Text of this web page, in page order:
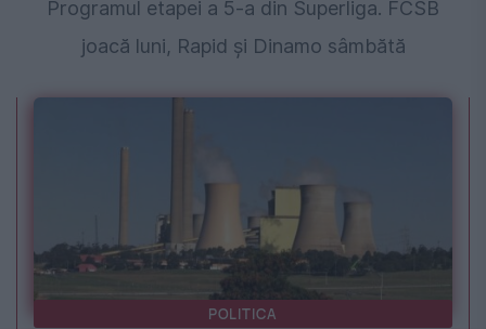
Programul etapei a 5-a din Superliga. FCSB
joacă luni, Rapid și Dinamo sâmbătă
POLITICA